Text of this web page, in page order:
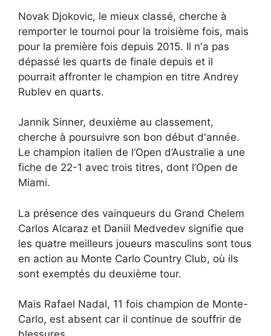
Novak Djokovic, le mieux classé, cherche à
remporter le tournoi pour la troisième fois, mais
pour la première fois depuis 2015. Il n'a pas
dépassé les quarts de finale depuis et il
pourrait affronter le champion en titre Andrey
Rublev en quarts.
Jannik Sinner, deuxième au classement,
cherche à poursuivre son bon début d'année.
Le champion italien de l’Open d’Australie a une
fiche de 22-1 avec trois titres, dont l’Open de
Miami.
La présence des vainqueurs du Grand Chelem
Carlos Alcaraz et Daniil Medvedev signifie que
les quatre meilleurs joueurs masculins sont tous
en action au Monte Carlo Country Club, où ils
sont exemptés du deuxième tour.
Mais Rafael Nadal, 11 fois champion de Monte-
Carlo, est absent car il continue de souffrir de